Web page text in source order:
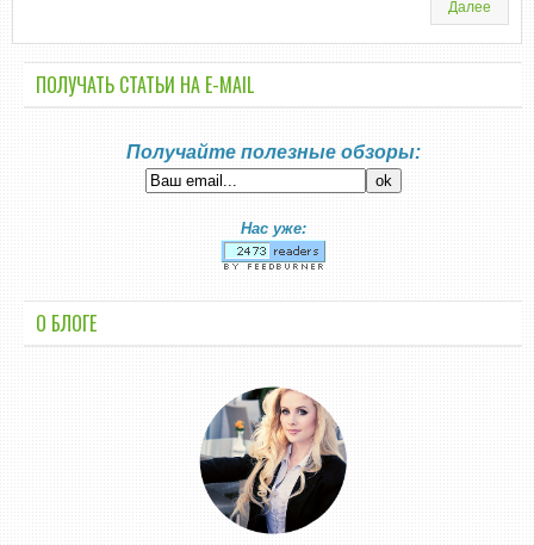
Далее
ПОЛУЧАТЬ СТАТЬИ НА E-MАIL
Получайте полезные обзоры:
Нас уже:
О БЛОГЕ